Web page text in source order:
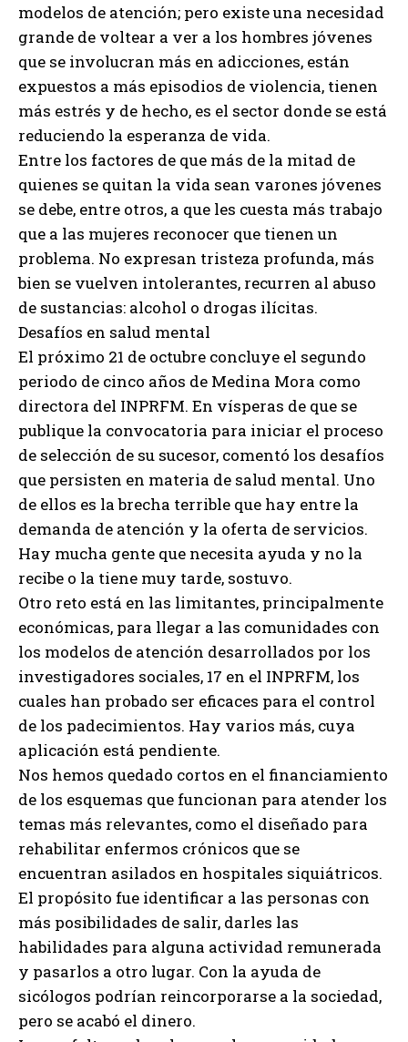
modelos de atención; pero existe una necesidad
grande de voltear a ver a los hombres jóvenes
que se involucran más en adicciones, están
expuestos a más episodios de violencia, tienen
más estrés y de hecho, es el sector donde se está
reduciendo la esperanza de vida.
Entre los factores de que más de la mitad de
quienes se quitan la vida sean varones jóvenes
se debe, entre otros, a que les cuesta más trabajo
que a las mujeres reconocer que tienen un
problema. No expresan tristeza profunda, más
bien se vuelven intolerantes, recurren al abuso
de sustancias: alcohol o drogas ilícitas.
Desafíos en salud mental
El próximo 21 de octubre concluye el segundo
periodo de cinco años de Medina Mora como
directora del INPRFM. En vísperas de que se
publique la convocatoria para iniciar el proceso
de selección de su sucesor, comentó los desafíos
que persisten en materia de salud mental. Uno
de ellos es la brecha terrible que hay entre la
demanda de atención y la oferta de servicios.
Hay mucha gente que necesita ayuda y no la
recibe o la tiene muy tarde, sostuvo.
Otro reto está en las limitantes, principalmente
económicas, para llegar a las comunidades con
los modelos de atención desarrollados por los
investigadores sociales, 17 en el INPRFM, los
cuales han probado ser eficaces para el control
de los padecimientos. Hay varios más, cuya
aplicación está pendiente.
Nos hemos quedado cortos en el financiamiento
de los esquemas que funcionan para atender los
temas más relevantes, como el diseñado para
rehabilitar enfermos crónicos que se
encuentran asilados en hospitales siquiátricos.
El propósito fue identificar a las personas con
más posibilidades de salir, darles las
habilidades para alguna actividad remunerada
y pasarlos a otro lugar. Con la ayuda de
sicólogos podrían reincorporarse a la sociedad,
pero se acabó el dinero.